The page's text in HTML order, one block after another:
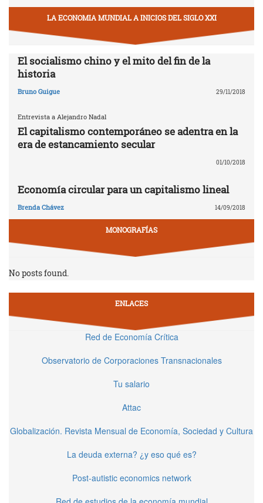
LA ECONOMIA MUNDIAL A INICIOS DEL SIGLO XXI
El socialismo chino y el mito del fin de la
historia
Bruno Guigue 29/11/2018
Entrevista a Alejandro Nadal
El capitalismo contemporáneo se adentra en la
era de estancamiento secular
01/10/2018
Economía circular para un capitalismo lineal
Brenda Chávez 14/09/2018
MONOGRAFÍAS
No posts found.
ENLACES
Red de Economía Crítica
Observatorio de Corporaciones Transnacionales
Tu salario
Attac
Globalización. Revista Mensual de Economía, Sociedad y Cultura
La deuda externa? ¿y eso qué es?
Post-autistic economics network